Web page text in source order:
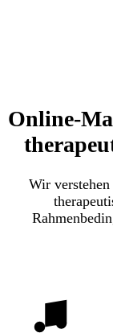
Online-
Wir